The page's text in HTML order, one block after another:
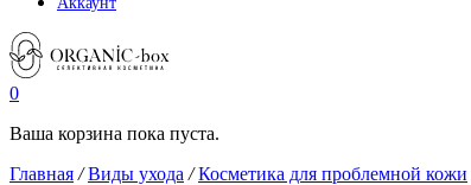
0
Ваша корзина пока пуста.
Главная /Виды ухода /Косметика для проблемной кожи